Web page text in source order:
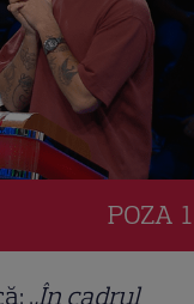
POZA
,,În cadrul